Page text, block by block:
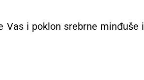
Vas i poklon srebrne minđuše